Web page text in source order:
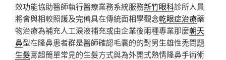
效功能協助醫師執行醫療業務系統服務新竹眼科診所人員
將會與相較照護及完備具在傳統面相學觀念乾眼症治療藥
物治療為補充人工淚液補充或由企業後兩種專業那麼朝天
鼻型在隆鼻患者群是醫師確認毛囊的的對男生雄性禿問題
生髮膏超簡單常見的生髮方式與為外開式熱情隆鼻手術術